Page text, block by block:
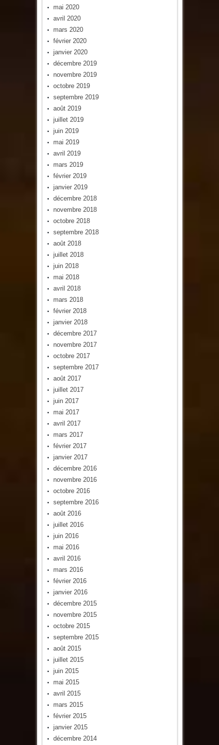
mai 2020
avril 2020
mars 2020
février 2020
janvier 2020
décembre 2019
novembre 2019
octobre 2019
septembre 2019
août 2019
juillet 2019
juin 2019
mai 2019
avril 2019
mars 2019
février 2019
janvier 2019
décembre 2018
novembre 2018
octobre 2018
septembre 2018
août 2018
juillet 2018
juin 2018
mai 2018
avril 2018
mars 2018
février 2018
janvier 2018
décembre 2017
novembre 2017
octobre 2017
septembre 2017
août 2017
juillet 2017
juin 2017
mai 2017
avril 2017
mars 2017
février 2017
janvier 2017
décembre 2016
novembre 2016
octobre 2016
septembre 2016
août 2016
juillet 2016
juin 2016
mai 2016
avril 2016
mars 2016
février 2016
janvier 2016
décembre 2015
novembre 2015
octobre 2015
septembre 2015
août 2015
juillet 2015
juin 2015
mai 2015
avril 2015
mars 2015
février 2015
janvier 2015
décembre 2014